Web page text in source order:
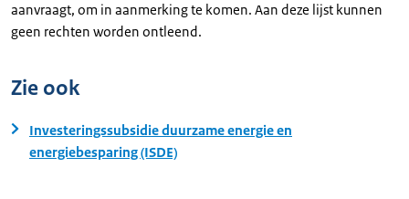
aanvraagt, om in aanmerking te komen. Aan deze lijst kunnen
geen rechten worden ontleend.
Zie ook
Investeringssubsidie duurzame energie en
energiebesparing (ISDE)